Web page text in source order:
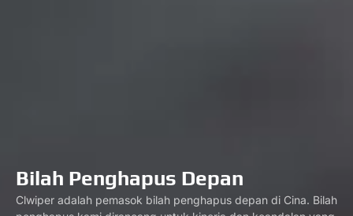
Bilah Penghapus Depan
Clwiper adalah pemasok bilah penghapus depan di Cina. Bilah